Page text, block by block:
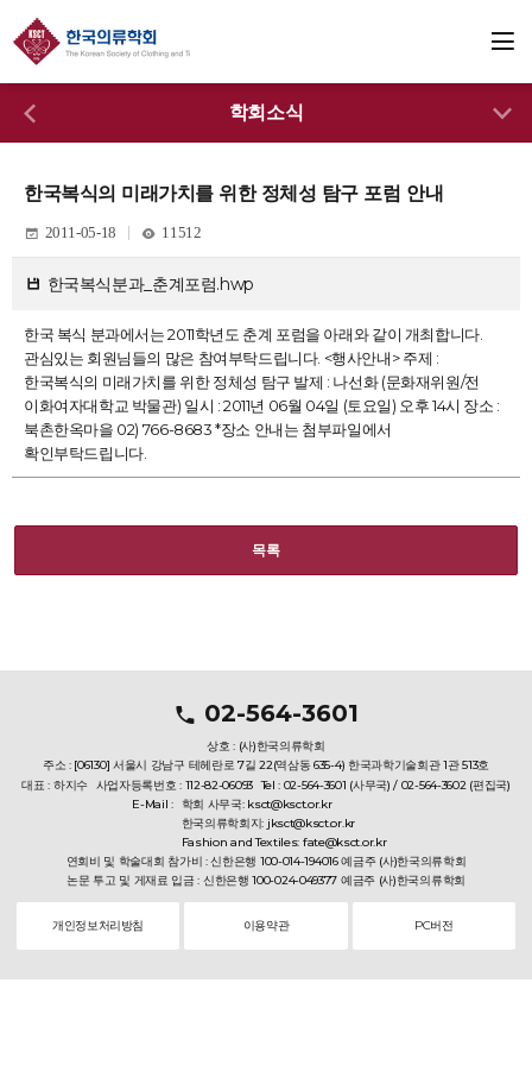
학회소식
한국복식의 미래가치를 위한 정체성 탐구 포럼 안내
2011-05-18 11512
한국복식분과_춘계포럼.hwp
한국 복식 분과에서는 2011학년도 춘계 포럼을 아래와 같이 개최합니다.
관심있는 회원님들의 많은 참여부탁드립니다. <행사안내> 주제 :
한국복식의 미래가치를 위한 정체성 탐구 발제 : 나선화 (문화재위원/전
이화여자대학교 박물관) 일시 : 2011년 06월 04일 (토요일) 오후 14시 장소 :
북촌한옥마을 02) 766-8683 *장소 안내는 첨부파일에서
확인부탁드립니다.
목록
02-564-3601
상호 : (사)한국의류학회
주소 : [06130] 서울시 강남구 테헤란로 7길 22(역삼동 635-4) 한국과학기술회관 1관 513호
대표 : 하지수 사업자등록번호 : 112-82-06093 Tel : 02-564-3601 (사무국) / 02-564-3602 (편집국)
E-Mail : 학회 사무국: ksct@ksct.or.kr
한국의류학회지: jksct@ksct.or.kr
Fashion and Textiles: fate@ksct.or.kr
연회비 및 학술대회 참가비 : 신한은행 100-014-194016 예금주 (사)한국의류학회
논문 투고 및 게재료 입금 : 신한은행 100-024-049377 예금주 (사)한국의류학회
개인정보처리방침 이용약관 PC버전